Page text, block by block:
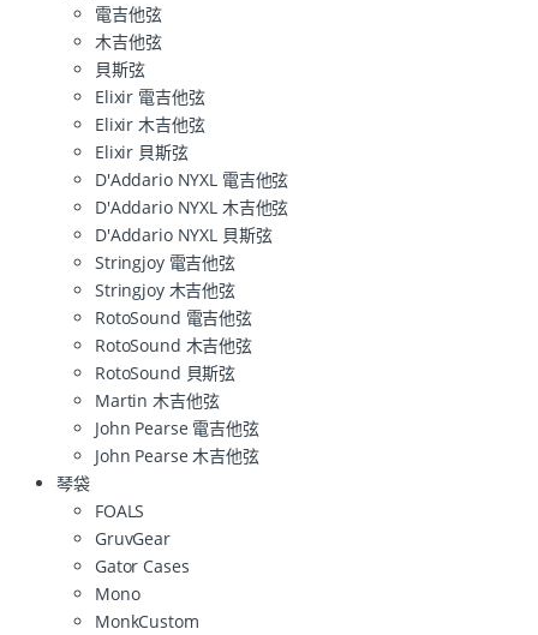
電吉他弦
木吉他弦
貝斯弦
Elixir 電吉他弦
Elixir 木吉他弦
Elixir 貝斯弦
D'Addario NYXL 電吉他弦
D'Addario NYXL 木吉他弦
D'Addario NYXL 貝斯弦
Stringjoy 電吉他弦
Stringjoy 木吉他弦
RotoSound 電吉他弦
RotoSound 木吉他弦
RotoSound 貝斯弦
Martin 木吉他弦
John Pearse 電吉他弦
John Pearse 木吉他弦
琴袋
FOALS
GruvGear
Gator Cases
Mono
MonkCustom